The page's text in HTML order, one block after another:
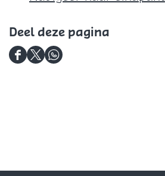
s
e
Deel deze pagina
D
z
D
z
D
z